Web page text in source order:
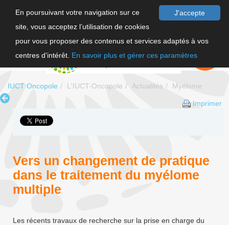
J'accepte
En poursuivant votre navigation sur ce
site, vous acceptez l’utilisation de cookies
pour vous proposer des contenus et services adaptés à vos
centres d’intérêt. En savoir plus et gérer ces paramètres
FAIRE UN
DON
IUCT Oncopole L'IUCT-Oncopole Actualités Myélome
Imprimer
Vers un changement de pratique
dans le traitement du myélome
multiple
Les récents travaux de recherche sur la prise en charge du